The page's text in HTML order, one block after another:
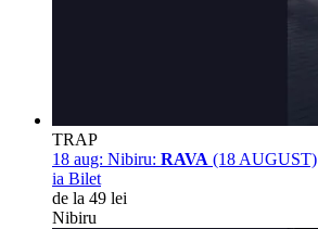
TRAP
18 aug: Nibiru: RAVA (18 AUGUST)
ia Bilet
de la 49 lei
Nibiru